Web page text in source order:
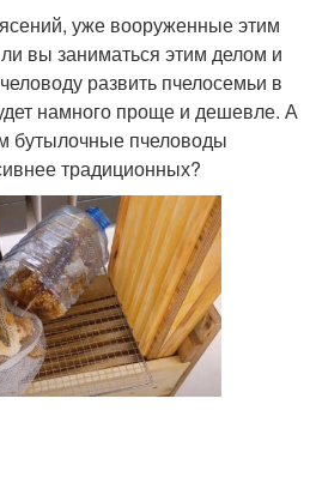
уже вооруженные этим
вы заниматься этим делом и
развить пчелосемьи в
намного проще и дешевле. А
бутылочные пчеловоды
традиционных?